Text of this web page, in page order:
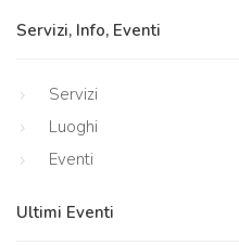
Servizi, Info, Eventi
Servizi
Luoghi
Eventi
Ultimi Eventi